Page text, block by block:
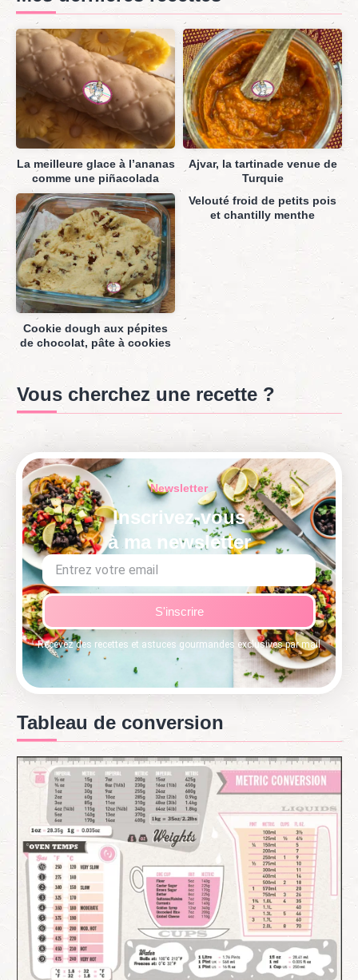
La meilleure glace à l’ananas
comme une piñacolada
Ajvar, la tartinade venue de
Turquie
Cookie dough aux pépites
de chocolat, pâte à cookies
Velouté froid de petits pois
et chantilly menthe
Vous cherchez une recette ?
Newsletter
Inscrivez-vous
à ma newsletter
S'inscrire
Recevez des recettes et astuces gourmandes exclusives par mail
Tableau de conversion